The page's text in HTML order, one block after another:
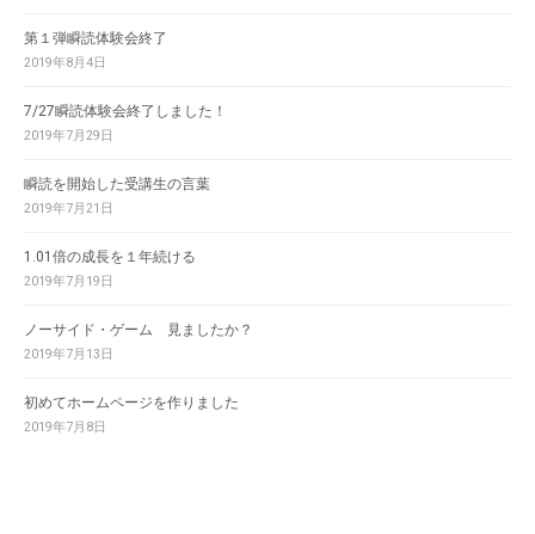
第１弾瞬読体験会終了
2019年8月4日
7/27瞬読体験会終了しました！
2019年7月29日
瞬読を開始した受講生の言葉
2019年7月21日
1.01倍の成長を１年続ける
2019年7月19日
ノーサイド・ゲーム 見ましたか？
2019年7月13日
初めてホームページを作りました
2019年7月8日